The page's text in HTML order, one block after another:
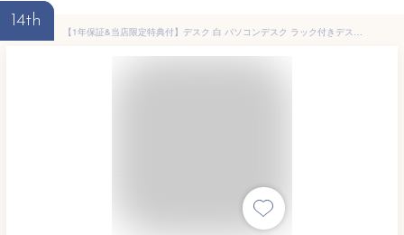
14th
【1年保証&当店限定特典付】デスク 白 パソコンデスク ラック付きデスク 幅120cm 奥行60cm 収納 棚付き 省スペース PCデスク ワークデスク 学習机 テレワーク 在宅勤務 机 木目 グレー ブラック レトリック 大理石 白